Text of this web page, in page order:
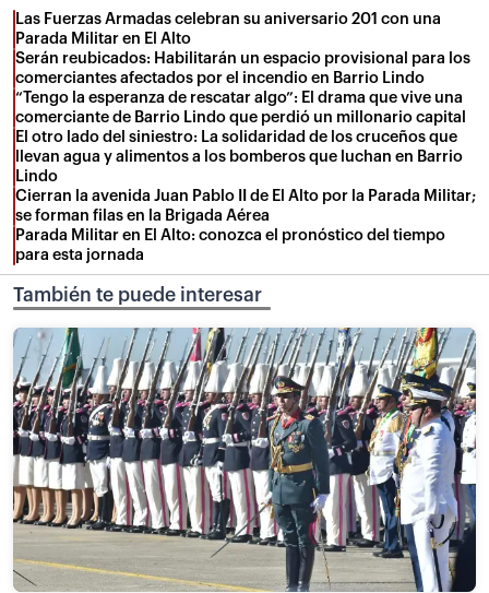
Las Fuerzas Armadas celebran su aniversario 201 con una
Parada Militar en El Alto
Serán reubicados: Habilitarán un espacio provisional para los
comerciantes afectados por el incendio en Barrio Lindo
“Tengo la esperanza de rescatar algo”: El drama que vive una
comerciante de Barrio Lindo que perdió un millonario capital
El otro lado del siniestro: La solidaridad de los cruceños que
llevan agua y alimentos a los bomberos que luchan en Barrio
Lindo
Cierran la avenida Juan Pablo II de El Alto por la Parada Militar;
se forman filas en la Brigada Aérea
Parada Militar en El Alto: conozca el pronóstico del tiempo
para esta jornada
También te puede interesar